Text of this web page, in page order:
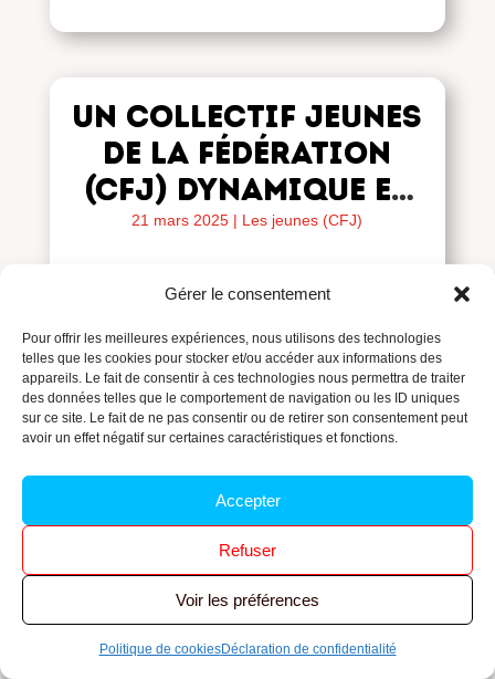
Gérer le consentement
Pour offrir les meilleures expériences, nous utilisons des technologies
telles que les cookies pour stocker et/ou accéder aux informations des
appareils. Le fait de consentir à ces technologies nous permettra de traiter
des données telles que le comportement de navigation ou les ID uniques
sur ce site. Le fait de ne pas consentir ou de retirer son consentement peut
avoir un effet négatif sur certaines caractéristiques et fonctions.
Accepter
Refuser
Voir les préférences
Politique de cookiesDéclaration de confidentialité
Un collectif jeunes
de la fédération
(CFJ) dynamique et
combatif
21 mars 2025 | Les jeunes (CFJ)
Voix des jeunes